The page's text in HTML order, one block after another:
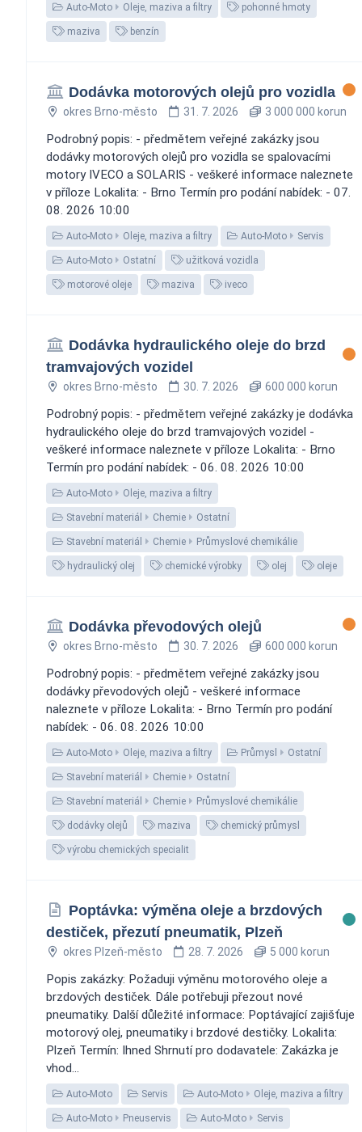
Auto-Moto Oleje, maziva a filtry pohonné hmoty
maziva benzín
Dodávka motorových olejů pro vozidla
okres Brno-město 31. 7. 2026 3 000 000 korun
Podrobný popis: - předmětem veřejné zakázky jsou
dodávky motorových olejů pro vozidla se spalovacími
motory IVECO a SOLARIS - veškeré informace naleznete
v příloze Lokalita: - Brno Termín pro podání nabídek: - 07.
08. 2026 10:00
Auto-Moto Oleje, maziva a filtry Auto-Moto Servis
Auto-Moto Ostatní užitková vozidla
motorové oleje maziva iveco
Dodávka hydraulického oleje do brzd
tramvajových vozidel
okres Brno-město 30. 7. 2026 600 000 korun
Podrobný popis: - předmětem veřejné zakázky je dodávka
hydraulického oleje do brzd tramvajových vozidel -
veškeré informace naleznete v příloze Lokalita: - Brno
Termín pro podání nabídek: - 06. 08. 2026 10:00
Auto-Moto Oleje, maziva a filtry
Stavební materiál Chemie Ostatní
Stavební materiál Chemie Průmyslové chemikálie
hydraulický olej chemické výrobky olej oleje
Dodávka převodových olejů
okres Brno-město 30. 7. 2026 600 000 korun
Podrobný popis: - předmětem veřejné zakázky jsou
dodávky převodových olejů - veškeré informace
naleznete v příloze Lokalita: - Brno Termín pro podání
nabídek: - 06. 08. 2026 10:00
Auto-Moto Oleje, maziva a filtry Průmysl Ostatní
Stavební materiál Chemie Ostatní
Stavební materiál Chemie Průmyslové chemikálie
dodávky olejů maziva chemický průmysl
výrobu chemických specialit
Poptávka: výměna oleje a brzdových
destiček, přezutí pneumatik, Plzeň
okres Plzeň-město 28. 7. 2026 5 000 korun
Popis zakázky: Požaduji výměnu motorového oleje a
brzdových destiček. Dále potřebuji přezout nové
pneumatiky. Další důležité informace: Poptávající zajišťuje
motorový olej, pneumatiky i brzdové destičky. Lokalita:
Plzeň Termín: Ihned Shrnutí pro dodavatele: Zakázka je
vhod...
Auto-Moto Servis Auto-Moto Oleje, maziva a filtry
Auto-Moto Pneuservis Auto-Moto Servis